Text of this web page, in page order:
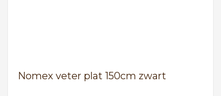
Nomex veter plat 150cm zwart